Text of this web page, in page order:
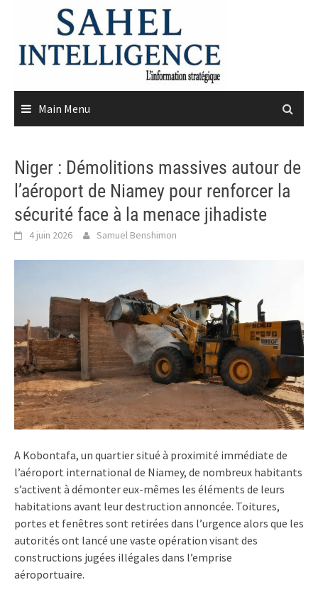
content
Main Menu
Niger : Démolitions massives autour de
l’aéroport de Niamey pour renforcer la
sécurité face à la menace jihadiste
4 juin 2026 Samuel Benshimon
A Kobontafa, un quartier situé à proximité immédiate de
l’aéroport international de Niamey, de nombreux habitants
s’activent à démonter eux-mêmes les éléments de leurs
habitations avant leur destruction annoncée. Toitures,
portes et fenêtres sont retirées dans l’urgence alors que les
autorités ont lancé une vaste opération visant des
constructions jugées illégales dans l’emprise
aéroportuaire.